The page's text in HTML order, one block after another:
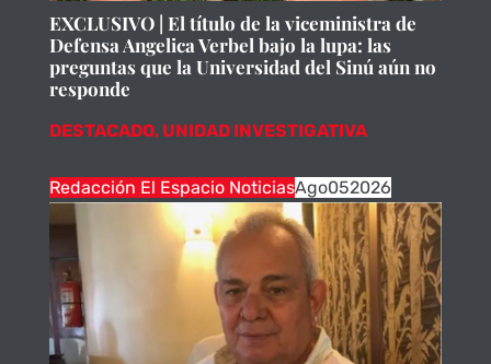
EXCLUSIVO | El título de la viceministra de
Defensa Angelica Verbel bajo la lupa: las
preguntas que la Universidad del Sinú aún no
responde
DESTACADO, UNIDAD INVESTIGATIVA
Redacción El Espacio NoticiasAgo052026